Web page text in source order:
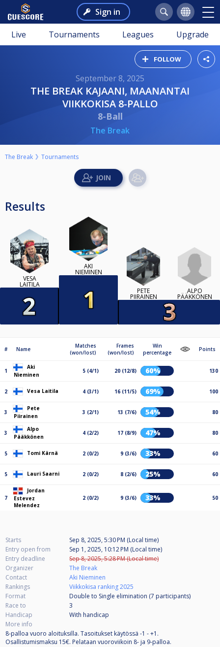
Sign in
Live Tournaments Leagues Upgrade
FOLLOW
September 8, 2025
THE BREAK KAJAANI, MAANANTAI
VIIKKOKISA 8-PALLO
8-Ball
The Break
The Break Tournaments
Results
VESA
LAITILA
AKI
NIEMINEN
PETE
PIIRAINEN
ALPO
PÄÄKKÖNEN
# Name
Matches
(won/lost)
Frames
(won/lost)
Win
percentage
Points
1
Aki
Nieminen
5 (4/1) 20 (12/8) 60% 130
2 Vesa Laitila 4 (3/1) 16 (11/5) 69% 100
3
Pete
Piirainen
3 (2/1) 13 (7/6) 54% 80
3
Alpo
Pääkkönen
4 (2/2) 17 (8/9) 47% 80
5 Tomi Kärnä 2 (0/2) 9 (3/6) 33% 60
5 Lauri Saarni 2 (0/2) 8 (2/6) 25% 60
7
Jordan
Estevez
Melendez
2 (0/2) 9 (3/6) 33% 50
Starts
Sep 8, 2025, 5:30 PM (Local time)
Entry open from
Sep 1, 2025, 10:12 PM (Local time)
Entry deadline
Sep 8, 2025, 5:28 PM (Local time)
Organizer
The Break
Contact
Aki Nieminen
Rankings
Viikkokisa ranking 2025
Format
Double to Single elimination (7 participants)
Race to
3
Handicap
With handicap
More info
8-palloa vuoro aloituksilla. Tasoitukset käytössä -1 - +1.
Osallistumismaksu 15€. Pelataan vuoroviikoin 8- ja 9-palloa.